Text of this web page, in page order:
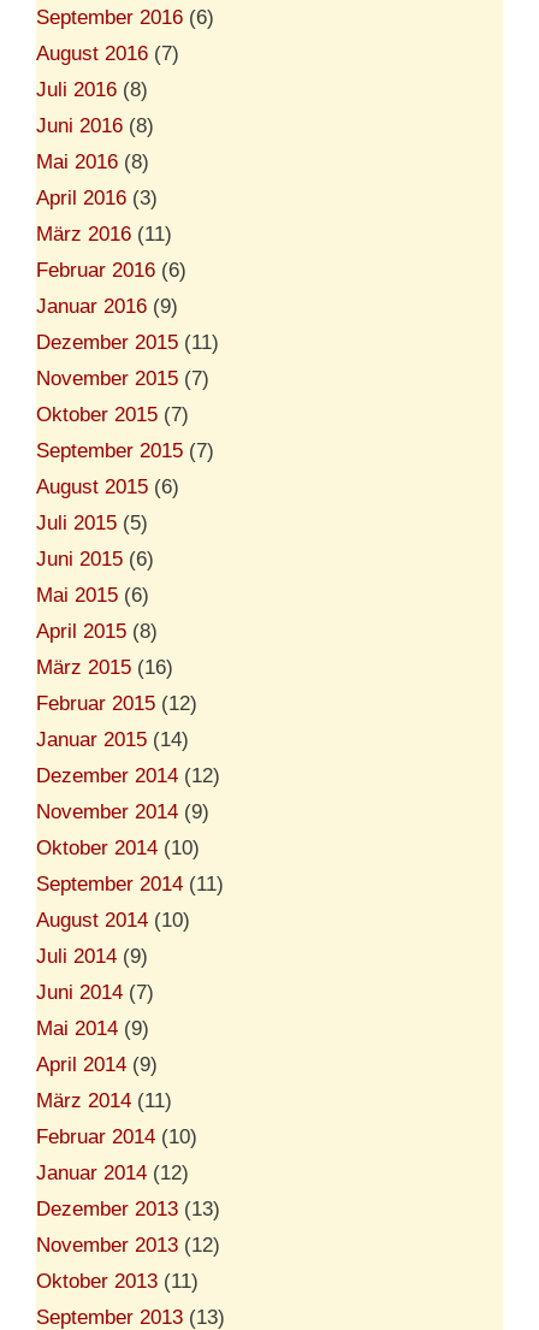
September 2016 (6)
August 2016 (7)
Juli 2016 (8)
Juni 2016 (8)
Mai 2016 (8)
April 2016 (3)
März 2016 (11)
Februar 2016 (6)
Januar 2016 (9)
Dezember 2015 (11)
November 2015 (7)
Oktober 2015 (7)
September 2015 (7)
August 2015 (6)
Juli 2015 (5)
Juni 2015 (6)
Mai 2015 (6)
April 2015 (8)
März 2015 (16)
Februar 2015 (12)
Januar 2015 (14)
Dezember 2014 (12)
November 2014 (9)
Oktober 2014 (10)
September 2014 (11)
August 2014 (10)
Juli 2014 (9)
Juni 2014 (7)
Mai 2014 (9)
April 2014 (9)
März 2014 (11)
Februar 2014 (10)
Januar 2014 (12)
Dezember 2013 (13)
November 2013 (12)
Oktober 2013 (11)
September 2013 (13)